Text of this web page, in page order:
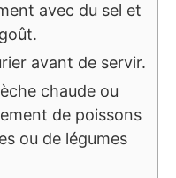
avec du sel et
avant de servir.
chaude ou
de poissons
ou de légumes